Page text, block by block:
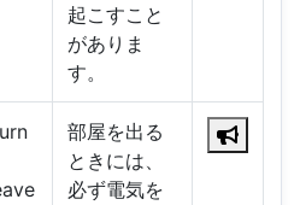
起こすこと
がありま
す。
部屋を出る
ときには、
必ず電気を